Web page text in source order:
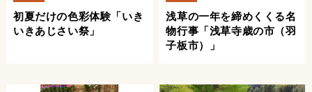
初夏だけの色彩体験「いき
いきあじさい祭」
浅草の一年を締めくくる名
物行事「浅草寺歳の市（羽
子板市）」